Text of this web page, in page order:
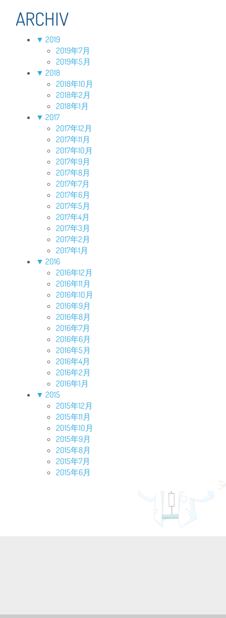
ARCHIV
▼ 2019
2019年7月
2019年5月
▼ 2018
2018年10月
2018年2月
2018年1月
▼ 2017
2017年12月
2017年11月
2017年10月
2017年9月
2017年8月
2017年7月
2017年6月
2017年5月
2017年4月
2017年3月
2017年2月
2017年1月
▼ 2016
2016年12月
2016年11月
2016年10月
2016年9月
2016年8月
2016年7月
2016年6月
2016年5月
2016年4月
2016年2月
2016年1月
▼ 2015
2015年12月
2015年11月
2015年10月
2015年9月
2015年8月
2015年7月
2015年6月